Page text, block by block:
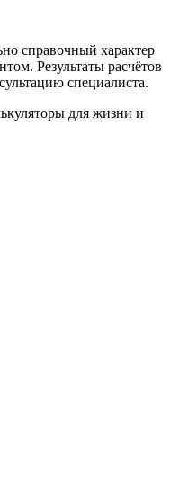
справочный характер
Результаты расчётов
специалиста.
для жизни и